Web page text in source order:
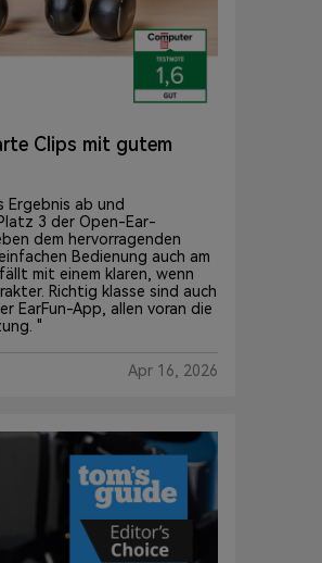
Clips mit gutem
Ergebnis ab und
3 der Open-Ear-
dem hervorragenden
Bedienung auch am
mit einem klaren, wenn
Richtig klasse sind auch
EarFun-App, allen voran die
"
Apr 16, 2026